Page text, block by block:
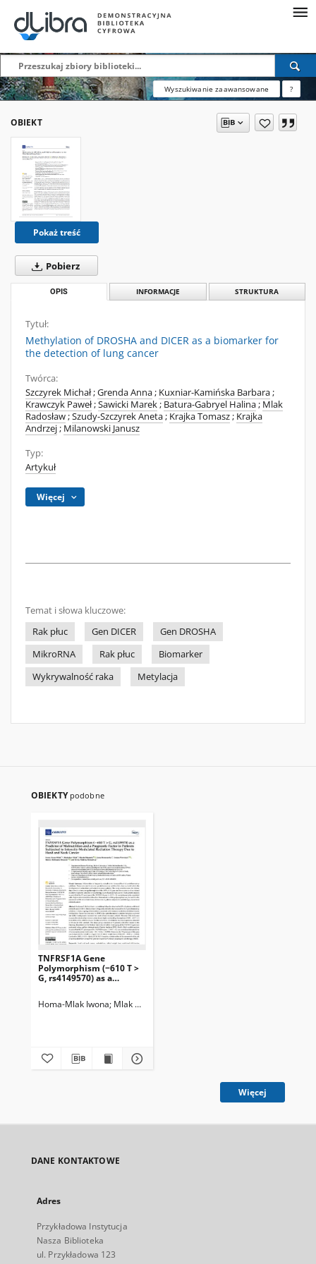
Wyszukiwanie zaawansowane ?
OBIEKT
Pokaż treść
Pobierz
OPIS INFORMACJE STRUKTURA
Tytuł:
Methylation of DROSHA and DICER as a biomarker for
the detection of lung cancer
Twórca:
Szczyrek Michał;Grenda Anna; Kuxniar-Kamińska Barbara;
Krawczyk Paweł;Sawicki Marek; Batura-Gabryel Halina; Mlak
Radosław;Szudy-Szczyrek Aneta; Krajka Tomasz; Krajka
Andrzej; Milanowski Janusz
Typ:
Artykuł
Więcej
Temat i słowa kluczowe:
Rak płuc
Gen DICER
Gen DROSHA
MikroRNA
Rak płuc
Biomarker
Wykrywalność raka
Metylacja
OBIEKTY podobne
TNFRSF1A Gene
Polymorphism (−610 T >
G, rs4149570) as a
in Patients Subjected to
Homa-Mlak Iwona Mlak Radosław
Więcej
DANE KONTAKTOWE
Adres
Przykładowa Instytucja
Nasza Biblioteka
ul. Przykładowa 123